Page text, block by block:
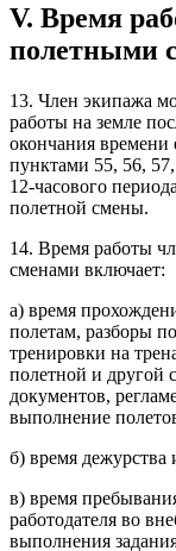
V. Время
полетными
13. Член экипажа
работы на земле
окончания времени
пунктами 55, 56,
12-часового
полетной смены.
14. Время работы
сменами включает:
а) время
полетам, разборы
тренировки на
полетной и другой
документов,
выполнение
б) время дежурства
в) время
работодателя во
выполнения